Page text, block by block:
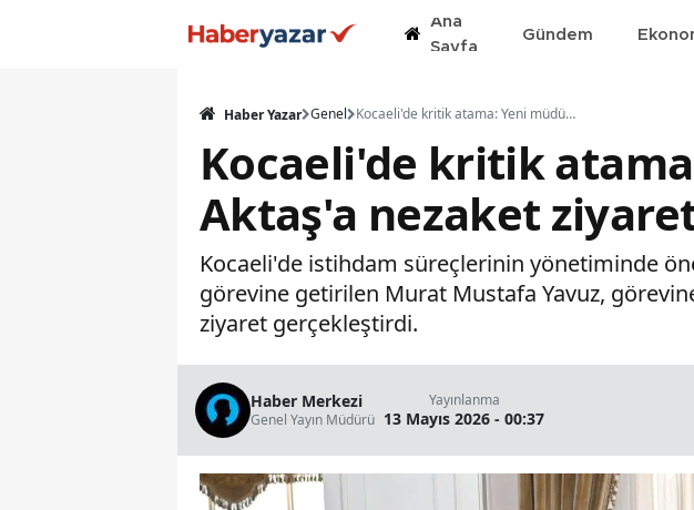
Ana
Sayfa
Gündem
Haber Yazar Genel Kocaeli'de kritik atama: Yeni müdürden Vali Aktaş'a nezaket ziyareti
Kocaeli'de kritik
Aktaş'a nezaket
Kocaeli'de istihdam süreçlerinin yönetiminde
görevine getirilen Murat Mustafa Yavuz,
ziyaret gerçekleştirdi.
Haber Merkezi
Genel Yayın Müdürü
Yayınlanma
13 Mayıs 2026 - 00:37